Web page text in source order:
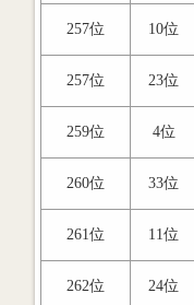
257位 10位
257位 23位
259位 4位
260位 33位
261位 11位
262位 24位